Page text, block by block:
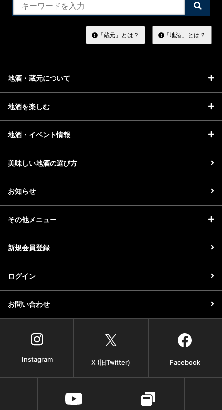
検
索
す
る
「蔵元」とは？ 「地酒」とは？
地酒・蔵元について
地酒を楽しむ
地酒・イベント情報
美味しい地酒の選び方
お知らせ
その他メニュー
新規会員登録
ログイン
お問い合わせ
Instagram X (旧Twitter) Facebook